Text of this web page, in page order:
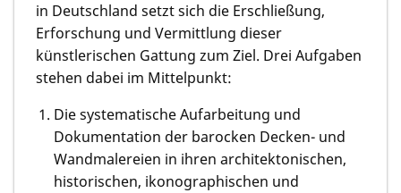
in Deutschland setzt sich die Erschließung,
Erforschung und Vermittlung dieser
künstlerischen Gattung zum Ziel. Drei Aufgaben
stehen dabei im Mittelpunkt:
Die systematische Aufarbeitung und
Dokumentation der barocken Decken- und
Wandmalereien in ihren architektonischen,
historischen, ikonographischen und